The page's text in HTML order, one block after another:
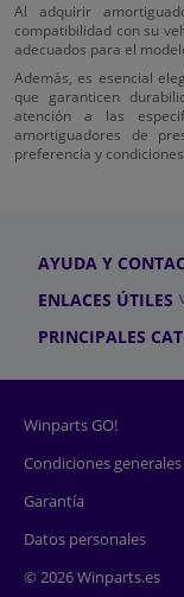
Al adquirir
compatibilidad con su
adecuados para el
Además, es esencial
que garanticen
atención a las
amortiguadores de
preferencia y
AYUDA Y
ENLACES ÚTILES
PRINCIPALES
Winparts GO!
Condiciones
Garantía
Datos personales
© 2026 Winparts.es